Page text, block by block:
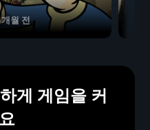
월 전
게 게임을 커